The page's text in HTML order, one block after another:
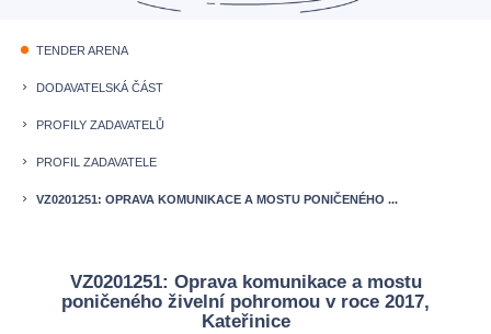
fiber_manual_record TENDER ARENA
keyboard_arrow_right DODAVATELSKÁ ČÁST
keyboard_arrow_right PROFILY ZADAVATELŮ
keyboard_arrow_right PROFIL ZADAVATELE
keyboard_arrow_right VZ0201251: OPRAVA KOMUNIKACE A MOSTU PONIČENÉHO ...
VZ0201251: Oprava komunikace a mostu
poničeného živelní pohromou v roce 2017,
Kateřinice